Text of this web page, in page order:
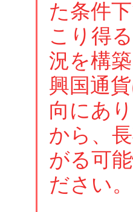
た条件
こり得
況を構
興国通
向にあ
から、
がる可
ださい。